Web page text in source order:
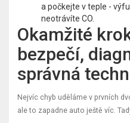
a počkejte v teple -
neotrávíte CO.
Okamžité
bezpečí,
správná
Nejvíc chyb uděláme v prvních
ale to zapadne auto ještě víc.